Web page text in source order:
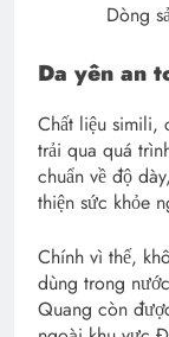
Dòng
Da yên an
Chất liệu simili,
trải qua quá
chuẩn về độ
thiện sức khỏe
Chính vì thế,
dùng trong
Quang còn